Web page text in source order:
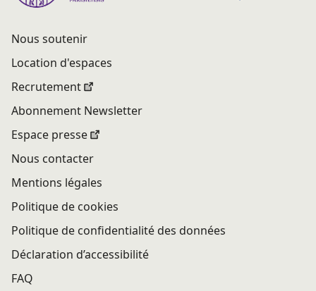
Nous soutenir
Location d'espaces
Recrutement
Abonnement Newsletter
Espace presse
Nous contacter
Mentions légales
Politique de cookies
Politique de confidentialité des données
Déclaration d’accessibilité
FAQ